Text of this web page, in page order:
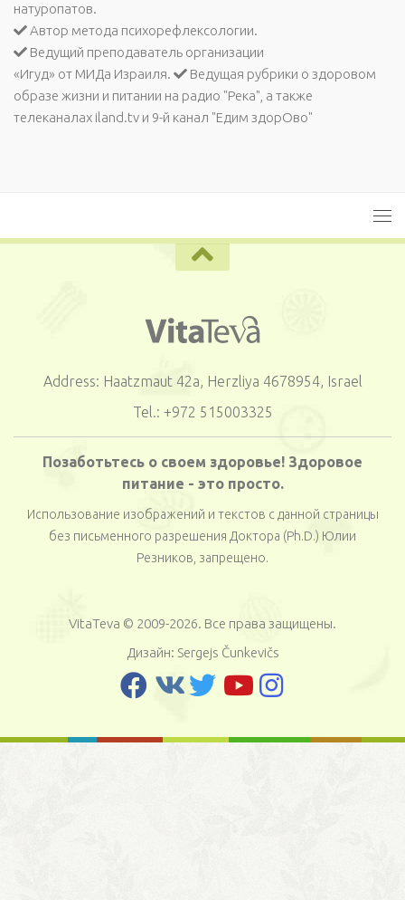
натуропатов.
Автор метода психорефлексологии.
Ведущий преподаватель организации
«Игуд» от МИДа Израиля.
Ведущая рубрики о здоровом
образе жизни и питании на радио "Река", а также
телеканалах iland.tv и 9-й канал "Едим здорОво"
Address: Haatzmaut 42a, Herzliya 4678954, Israel
Tel.: +972 515003325
Позаботьтесь о своем здоровье! Здоровое
питание - это просто.
Использование изображений и текстов с данной страницы
без письменного разрешения Доктора (Ph.D.) Юлии
Резников, запрещено.
VitaTeva © 2009-2026. Все права защищены.
Дизайн: Sergejs Čunkevičs